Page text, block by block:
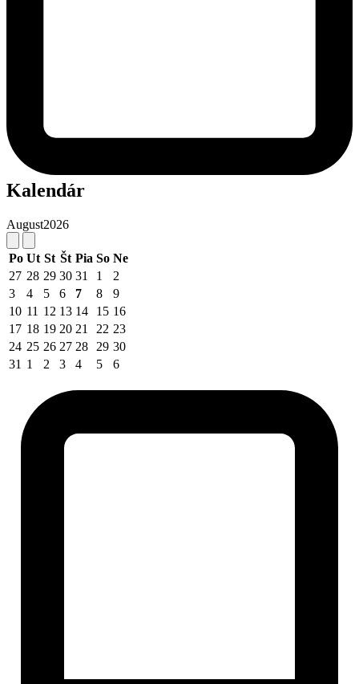
Kalendár
August2026
Po Ut St Št Pia So Ne
27 28 29 30 31 1
2
3
4 5 6 7 8
9
10 11 12 13 14 15 16
17 18 19 20 21 22 23
24 25 26 27 28 29 30
31 1 2 3 4 5 6